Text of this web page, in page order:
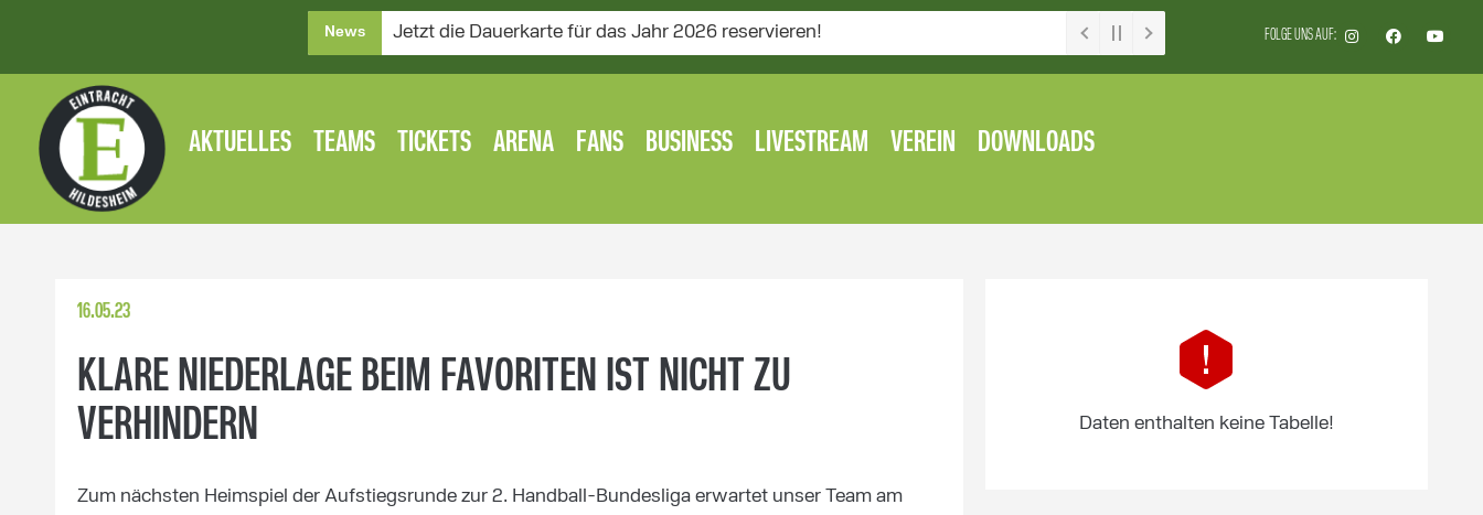
News Jetzt die Dauerkarte für das Jahr 2026 reservieren! FOLGE UNS AUF:
AKTUELLES TEAMS TICKETS ARENA FANS BUSINESS LIVESTREAM VEREIN DOWNLOADS
16.05.23
KLARE NIEDERLAGE BEIM FAVORITEN IST NICHT ZU
VERHINDERN
Zum nächsten Heimspiel der Aufstiegsrunde zur 2. Handball-Bundesliga erwartet unser Team am
Daten enthalten keine Tabelle!